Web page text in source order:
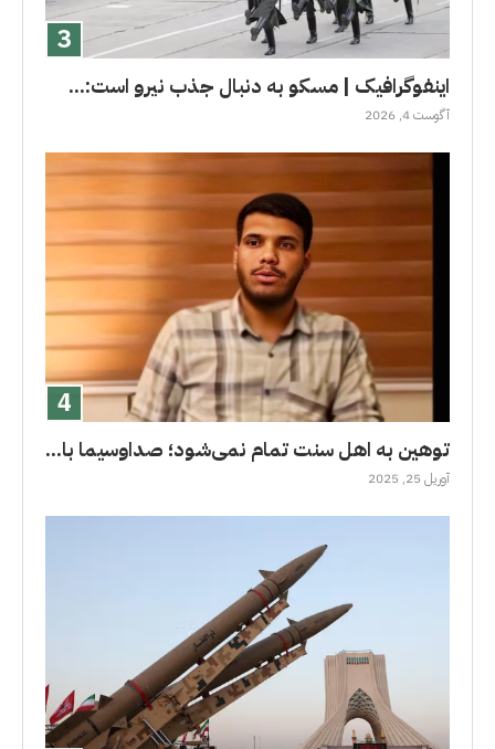
اینفوگرافیک | مسکو به دنبال جذب نیرو است:...
آگوست 4, 2026
توهین به اهل سنت تمام نمی‌شود؛ صداوسیما با...
آوریل 25, 2025